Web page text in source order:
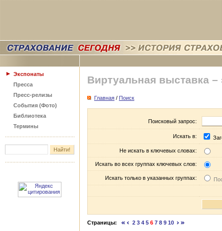
Экспонаты
Пресса
Пресс-релизы
События (Фото)
Библиотека
Термины
Виртуальная выставка –
Главная / Поиск
Поисковый запрос:
Искать в:
Не искать в ключевых словах:
Искать во всех группах ключевых слов:
Искать только в указанных группах:
Страницы: 2 3 4 5 6 7 8 9 10